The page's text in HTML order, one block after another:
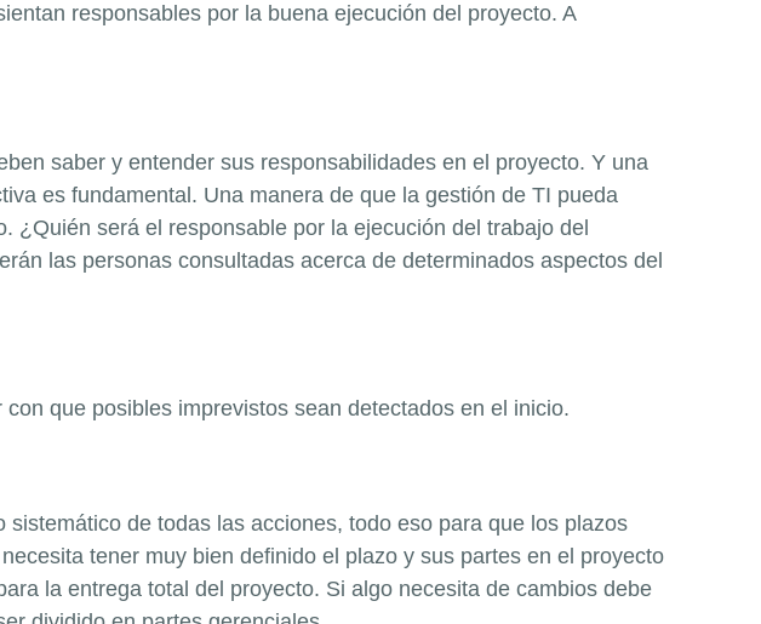
responsables por la buena ejecución del proyecto. A
saber y entender sus responsabilidades en el proyecto. Y una
es fundamental. Una manera de que la gestión de TI pueda
¿Quién será el responsable por la ejecución del trabajo del
las personas consultadas acerca de determinados aspectos del
que posibles imprevistos sean detectados en el inicio.
de todas las acciones, todo eso para que los plazos
tener muy bien definido el plazo y sus partes en el proyecto
la entrega total del proyecto. Si algo necesita de cambios debe